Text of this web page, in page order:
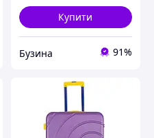
Купити
Бузина 91%